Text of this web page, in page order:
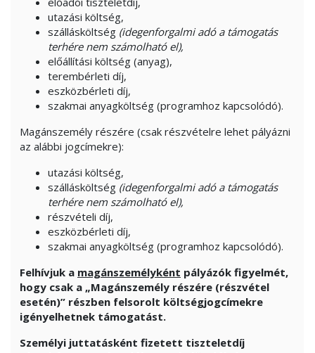
utazási költség,
szállásköltség (idegenforgalmi adó a támogatás
terhére nem számolható el),
előállítási költség (anyag),
terembérleti díj,
eszközbérleti díj,
szakmai anyagköltség (programhoz kapcsolódó).
Magánszemély részére (csak részvételre lehet pályázni
az alábbi jogcímekre):
utazási költség,
szállásköltség (idegenforgalmi adó a támogatás
terhére nem számolható el),
részvételi díj,
eszközbérleti díj,
szakmai anyagköltség (programhoz kapcsolódó).
Felhívjuk a magánszemélyként pályázók figyelmét,
hogy csak a „Magánszemély részére (részvétel
esetén)” részben felsorolt költségjogcímekre
igényelhetnek támogatást.
Személyi juttatásként fizetett tiszteletdíj